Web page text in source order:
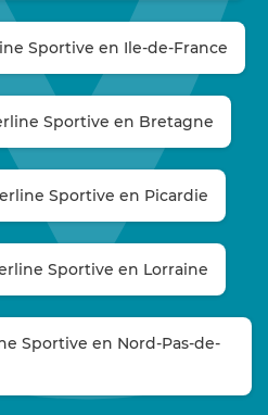
Sportive en Ile-de-France
Sportive en Bretagne
Sportive en Picardie
Sportive en Lorraine
Sportive en Nord-Pas-de-